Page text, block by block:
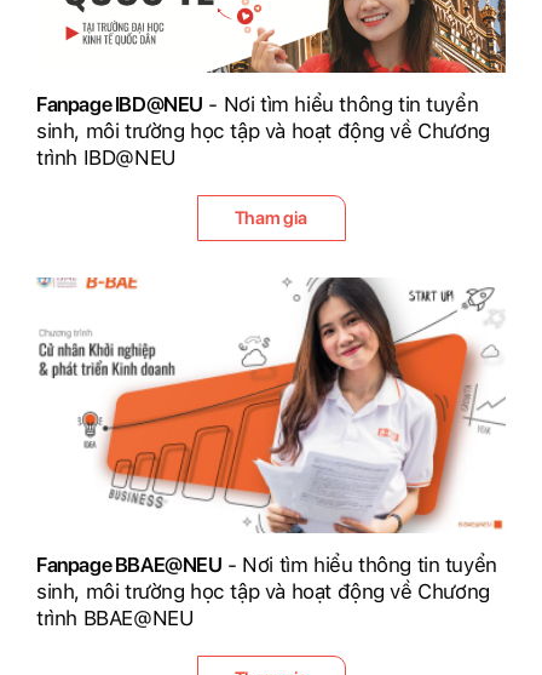
Fanpage IBD@NEU - Nơi tìm hiểu thông tin tuyển
sinh, môi trường học tập và hoạt động về Chương
trình IBD@NEU
Tham gia
Fanpage BBAE@NEU - Nơi tìm hiểu thông tin tuyển
sinh, môi trường học tập và hoạt động về Chương
trình BBAE@NEU